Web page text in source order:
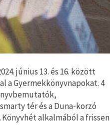
június 13. és 16. között
a Gyermekkönyvnapokat. 4
tér és a Duna-korzó
alkalmából a frissen